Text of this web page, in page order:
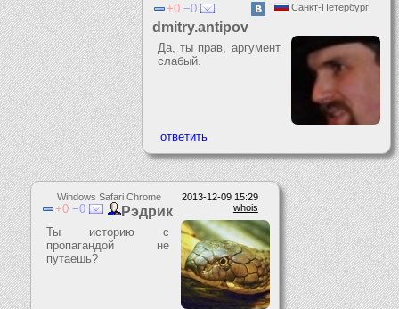
Санкт-Петербург
0 0
dmitry.antipov
Да, ты прав, аргумент
слабый.
2013-12-09 15:29
Windows Safari Chrome
whois
0 0 Рэдрик
Ты историю с
пропагандой не
путаешь?